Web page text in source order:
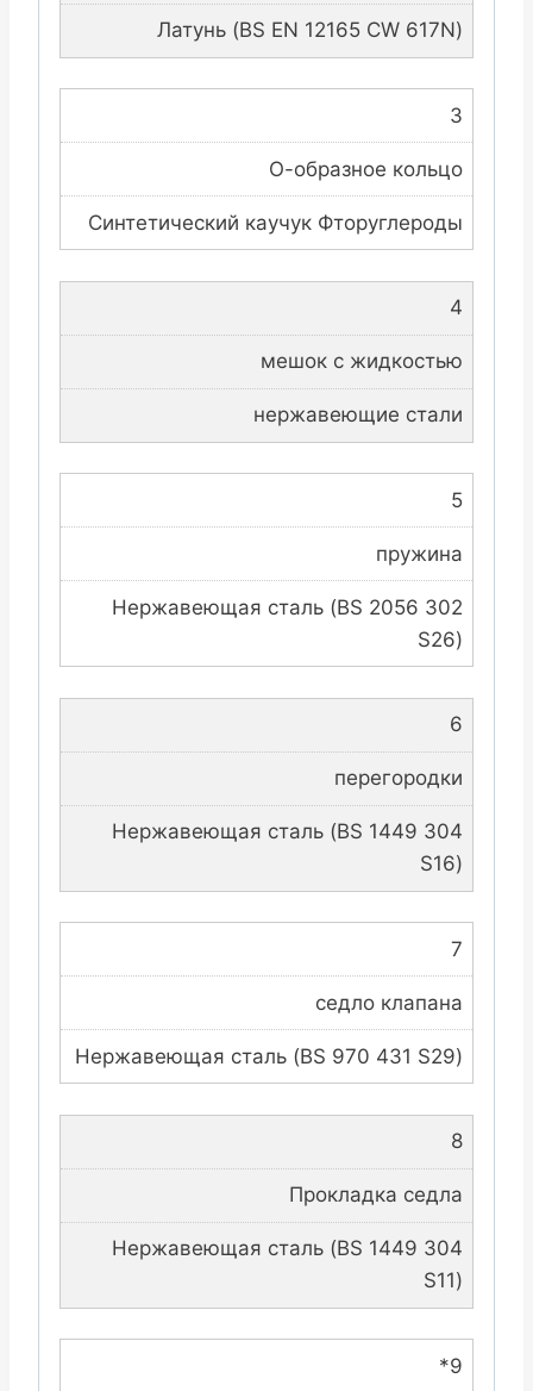
Латунь (BS EN 12165 CW 617N)
3
О-образное кольцо
Синтетический каучук Фторуглероды
4
мешок с жидкостью
нержавеющие стали
5
пружина
Нержавеющая сталь (BS 2056 302
S26)
6
перегородки
Нержавеющая сталь (BS 1449 304
S16)
7
седло клапана
Нержавеющая сталь (BS 970 431 S29)
8
Прокладка седла
Нержавеющая сталь (BS 1449 304
S11)
*9